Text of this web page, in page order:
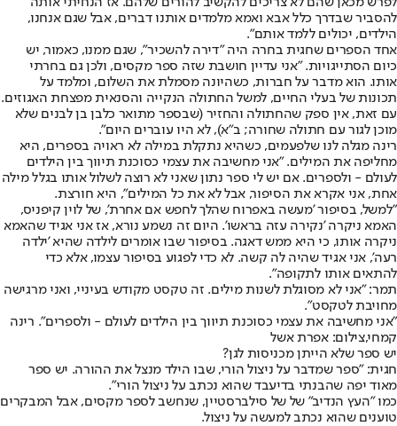
להסביר שבדרך כלל אבא ואמא מלמדים אותנו דברים, אבל שגם אנחנו,
הילדים, יכולים ללמד אותם".
אחד הספרים שחגית בחרה היה "דירה להשכיר", שגם ממנו, כאמור, יש
כיום הסתייגויות. "אני עדיין חושבת שזה ספר מקסים, ולכן גם בחרתי
אותו. הוא מדבר על חברות, כשהיונה מסמלת את השלום, ומלמד על
תכונות של בעלי החיים, למשל החתולה הנקייה והסנאית מפצחת האגוזים.
עם זאת, אין ספק שהחתולה והחזיר (שבספר מתואר כלבן בן לבנים שלא
מוכן לגור עם חתולה שחורה; ב"א), לא היו עוברים היום".
רינה מגלה לנו שלפעמים, כשהיא נתקלת במילה לא ראויה בספרים, היא
מחליפה את המילים. "אני מחשיבה את עצמי כסוכנת תיווך בין הילדים
לעולם - ולספרים. אם יש לי ספר נתון שאני לא רוצה לשלול אותו בגלל מילה
אחת, אני אקרא את הסיפור, אבל לא את כל המילים", היא חורצת.
"למשל, בסיפור 'מעשה באפרוח שהלך לחפש אם אחרת', של לוין קיפניס,
האמא ניקרה 'נקירה עזה בראשו'. היום זה נשמע נורא, אז אני אגיד שהאמא
ניקרה אותו, כי היא ממש דאגה. בסיפור שבו אומרים לילדה שהיא 'ילדה
רעה', אני אגיד שהיה לה קשה. לא כדי לפגוע בסיפור עצמו, אלא כדי
להתאים אותו לתקופה".
תמר: "אני לא מסוגלת לשנות מילים. זה טקסט מקודש בעיניי, ואני מרגישה
מחויבת לטקסט".
"אני מחשיבה את עצמי כסוכנת תיווך בין הילדים לעולם - ולספרים". רינה
קמחי,צילום: אפרת אשל
יש ספר שלא הייתן מכניסות לגן?
חגית: "ספר שמדבר על ניצול הורי, שבו הילד מנצל את ההורה. יש ספר
מאוד יפה שהבנתי בדיעבד שהוא נכתב על ניצול הורי".
כמו "העץ הנדיב" של של סילברסטיין, שנחשב לספר מקסים, אבל המבקרים
טוענים שהוא נכתב למעשה על ניצול.